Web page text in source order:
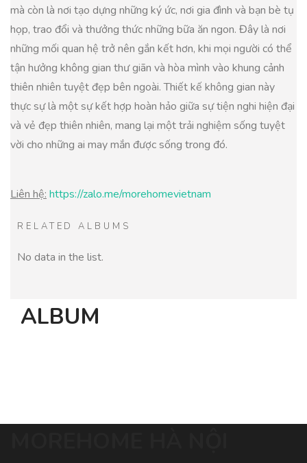
mà còn là nơi tạo dựng những ký ức, nơi gia đình và bạn bè tụ
họp, trao đổi và thưởng thức những bữa ăn ngon. Đây là nơi
những mối quan hệ trở nên gắn kết hơn, khi mọi người có thể
tận hưởng không gian thư giãn và hòa mình vào khung cảnh
thiên nhiên tuyệt đẹp bên ngoài. Thiết kế không gian này
thực sự là một sự kết hợp hoàn hảo giữa sự tiện nghi hiện đại
và vẻ đẹp thiên nhiên, mang lại một trải nghiệm sống tuyệt
vời cho những ai may mắn được sống trong đó.
Liên hệ: https://zalo.me/morehomevietnam
RELATED ALBUMS
No data in the list.
ALBUM